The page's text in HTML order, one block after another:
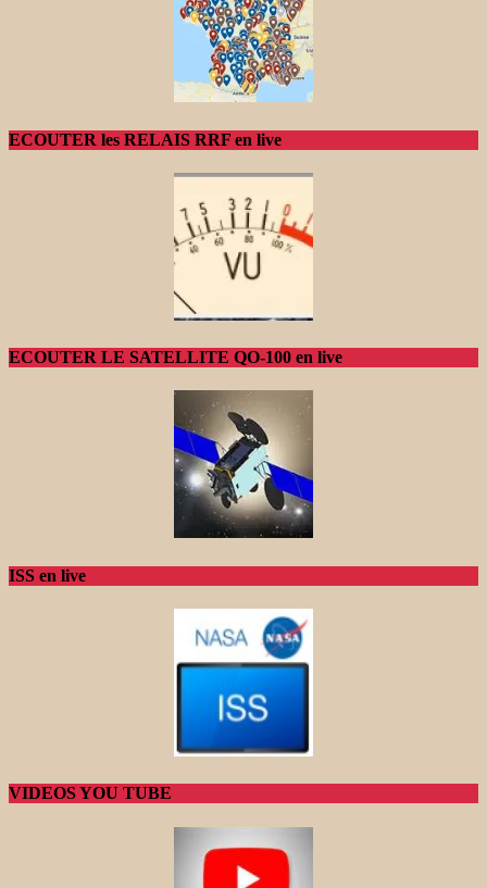
ECOUTER les RELAIS RRF en live
ECOUTER LE SATELLITE QO-100 en live
ISS en live
VIDEOS YOU TUBE